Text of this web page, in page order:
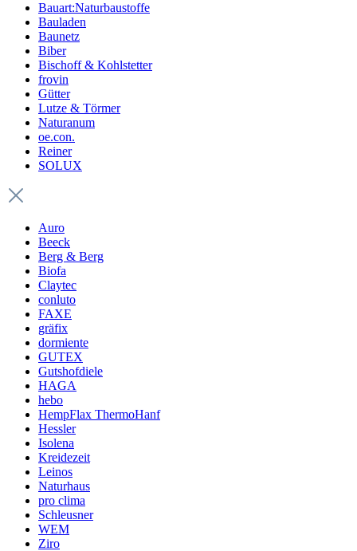
Bauart:Naturbaustoffe
Bauladen
Baunetz
Biber
Bischoff & Kohlstetter
frovin
Gütter
Lutze & Törmer
Naturanum
oe.con.
Reiner
SOLUX
Auro
Beeck
Berg & Berg
Biofa
Claytec
conluto
FAXE
gräfix
dormiente
GUTEX
Gutshofdiele
HAGA
hebo
HempFlax ThermoHanf
Hessler
Isolena
Kreidezeit
Leinos
Naturhaus
pro clima
Schleusner
WEM
Ziro